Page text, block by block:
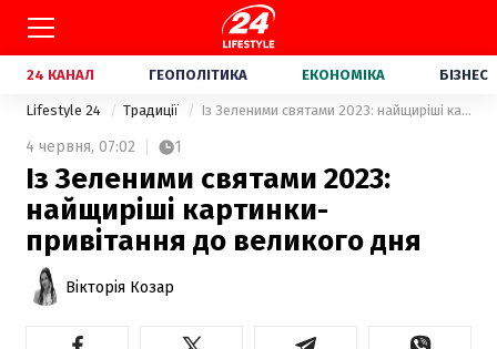
24 КАНАЛ ГЕОПОЛІТИКА ЕКОНОМІКА БІЗНЕС
Lifestyle 24 Традиції Із Зеленими святами 2023: найщиріші картинки-привітання до великого дня
4 червня, 07:02 1
Із Зеленими святами 2023:
найщиріші картинки-
привітання до великого дня
Вікторія Козар